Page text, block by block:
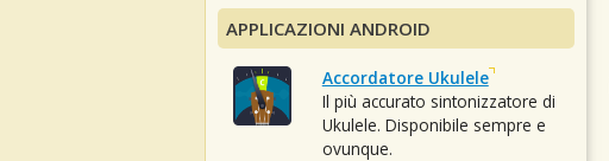
APPLICAZIONI ANDROID
Accordatore Ukulele
Il più accurato sintonizzatore di
Ukulele. Disponibile sempre e
ovunque.